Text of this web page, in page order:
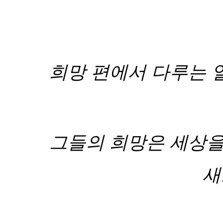
희망 편에서 다루는
그들의 희망은 세상